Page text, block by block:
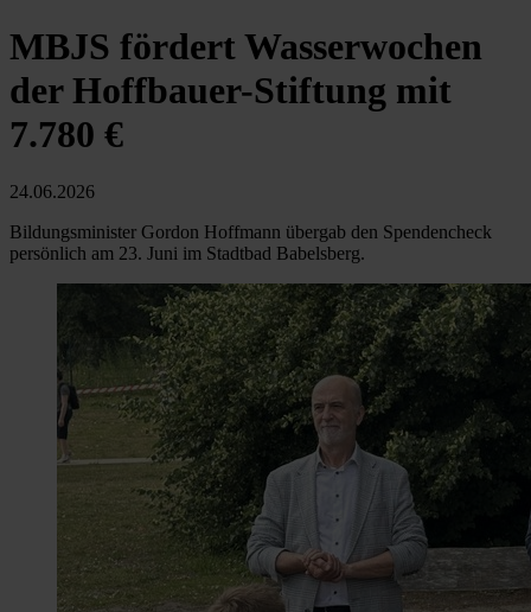
MBJS fördert Wasserwochen
der Hoffbauer-Stiftung mit
7.780 €
24.06.2026
Bildungsminister Gordon Hoffmann übergab den Spendencheck
persönlich am 23. Juni im Stadtbad Babelsberg.